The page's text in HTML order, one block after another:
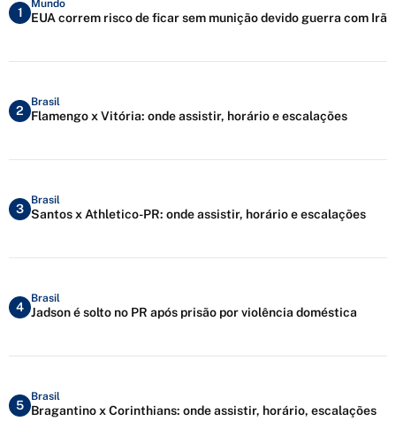
1
Mundo
EUA correm risco de ficar sem munição devido guerra com Irã
2
Brasil
Flamengo x Vitória: onde assistir, horário e escalações
3
Brasil
Santos x Athletico-PR: onde assistir, horário e escalações
4
Brasil
Jadson é solto no PR após prisão por violência doméstica
5
Brasil
Bragantino x Corinthians: onde assistir, horário, escalações